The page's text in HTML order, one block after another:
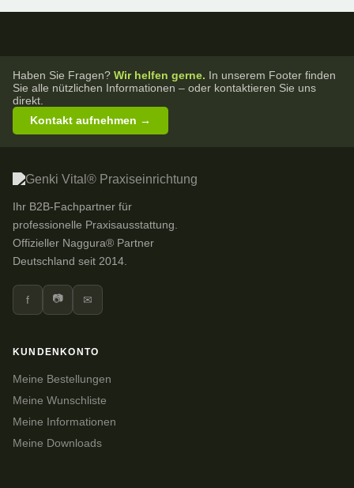
Haben Sie Fragen? Wir helfen gerne. In unserem Footer finden
Sie alle nützlichen Informationen – oder kontaktieren Sie uns
direkt.
Kontakt aufnehmen →
Ihr B2B-Fachpartner für
professionelle Praxisausstattung.
Offizieller Naggura® Partner
Deutschland seit 2014.
f 📷 ✉
KUNDENKONTO
Meine Bestellungen
Meine Wunschliste
Meine Informationen
Meine Downloads